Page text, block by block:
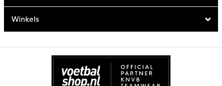
Winkels